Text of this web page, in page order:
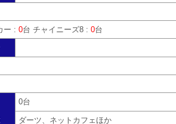
ー : 0台 チャイニーズ8 : 0台
0台
ダーツ、ネットカフェほか